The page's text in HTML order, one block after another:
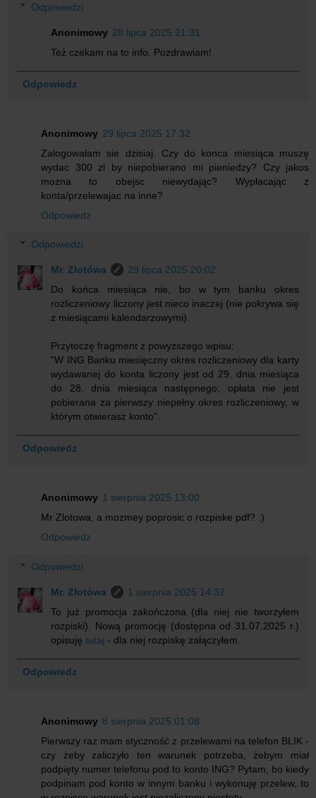
Odpowiedzi
Anonimowy 28 lipca 2025 21:31
Też czekam na to info. Pozdrawiam!
Odpowiedz
Anonimowy 29 lipca 2025 17:32
Zalogowałam sie dzisiaj. Czy do konca miesiąca muszę
wydac 300 zl by niepobierano mi pieniedzy? Czy jakos
mozna to obejsc niewydając? Wypłacając z
konta/przelewajac na inne?
Odpowiedz
Odpowiedzi
Mr. Złotówa
29 lipca 2025 20:02
Do końca miesiąca nie, bo w tym banku okres
rozliczeniowy liczony jest nieco inaczej (nie pokrywa się
z miesiącami kalendarzowymi).
Przytoczę fragment z powyższego wpisu:
"W ING Banku miesięczny okres rozliczeniowy dla karty
wydawanej do konta liczony jest od 29. dnia miesiąca
do 28. dnia miesiąca następnego; opłata nie jest
pobierana za pierwszy niepełny okres rozliczeniowy, w
którym otwierasz konto".
Odpowiedz
Anonimowy 1 sierpnia 2025 13:00
Mr Zlotowa, a mozmey poprosic o rozpiske pdf? :)
Odpowiedz
Odpowiedzi
Mr. Złotówa
1 sierpnia 2025 14:32
To już promocja zakończona (dla niej nie tworzyłem
rozpiski). Nową promocję (dostępna od 31.07.2025 r.)
opisujętutaj - dla niej rozpiskę załączyłem.
Odpowiedz
Anonimowy 8 sierpnia 2025 01:08
Pierwszy raz mam styczność z przelewami na telefon BLIK -
czy żeby zaliczyło ten warunek potrzeba, żebym miał
podpięty numer telefonu pod to konto ING? Pytam, bo kiedy
podpinam pod konto w innym banku i wykonuję przelew, to